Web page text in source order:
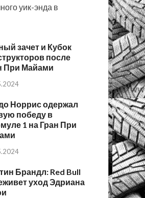
уик-энда в
зачет и Кубок
после
При Майами
Норрис одержал
победу в
1 на Гран При
Брандл: Red Bull
уход Эдриана